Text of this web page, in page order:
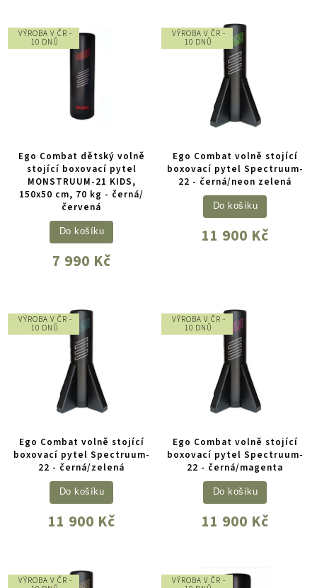
VÝROBA V ČR -
10 DNŮ
Ego Combat dětský volně
stojící boxovací pytel
MONSTRUUM-21 KIDS,
150x50 cm, 70 kg - černá/
červená
7 990 Kč
Do košíku
VÝROBA V ČR -
10 DNŮ
Ego Combat volně stojící
boxovací pytel Spectruum-
22 - černá/neon zelená
11 900 Kč
Do košíku
VÝROBA V ČR -
10 DNŮ
Ego Combat volně stojící
boxovací pytel Spectruum-
22 - černá/zelená
11 900 Kč
Do košíku
VÝROBA V ČR -
10 DNŮ
Ego Combat volně stojící
boxovací pytel Spectruum-
22 - černá/magenta
11 900 Kč
Do košíku
VÝROBA V ČR -
VÝROBA V ČR -